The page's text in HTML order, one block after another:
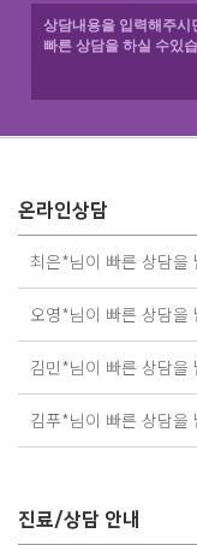
온라인상담
최은*님이 빠른 상담을
오영*님이 빠른 상담을
김민*님이 빠른 상담을
김푸*님이 빠른 상담을
진료/상담 안내